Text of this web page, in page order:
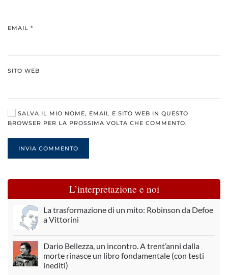
EMAIL *
SITO WEB
SALVA IL MIO NOME, EMAIL E SITO WEB IN QUESTO
BROWSER PER LA PROSSIMA VOLTA CHE COMMENTO.
INVIA COMMENTO
L’interpretazione e noi
La trasformazione di un mito: Robinson da Defoe
a Vittorini
Dario Bellezza, un incontro. A trent’anni dalla
morte rinasce un libro fondamentale (con testi
inediti)